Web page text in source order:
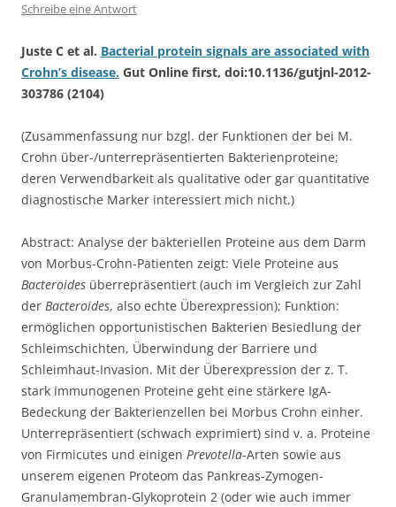
Schreibe eine Antwort
Juste C et al. Bacterial protein signals are associated with
Crohn’s disease. Gut Online first, doi:10.1136/gutjnl-2012-
303786 (2104)
(Zusammenfassung nur bzgl. der Funktionen der bei M.
Crohn über-/unterrepräsentierten Bakterienproteine;
deren Verwendbarkeit als qualitative oder gar quantitative
diagnostische Marker interessiert mich nicht.)
Abstract: Analyse der bakteriellen Proteine aus dem Darm
von Morbus-Crohn-Patienten zeigt: Viele Proteine aus
Bacteroides überrepräsentiert (auch im Vergleich zur Zahl
der Bacteroides, also echte Überexpression); Funktion:
ermöglichen opportunistischen Bakterien Besiedlung der
Schleimschichten, Überwindung der Barriere und
Schleimhaut-Invasion. Mit der Überexpression der z. T.
stark immunogenen Proteine geht eine stärkere IgA-
Bedeckung der Bakterienzellen bei Morbus Crohn einher.
Unterrepräsentiert (schwach exprimiert) sind v. a. Proteine
von Firmicutes und einigen Prevotella-Arten sowie aus
unserem eigenen Proteom das Pankreas-Zymogen-
Granulamembran-Glykoprotein 2 (oder wie auch immer